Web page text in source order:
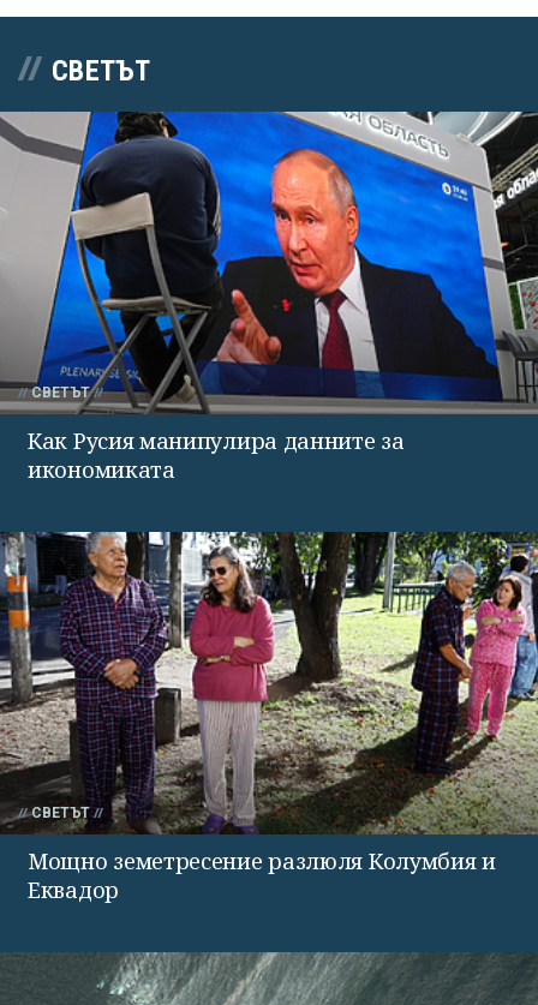
СВЕТЪТ
СВЕТЪТ
Как Русия манипулира данните за
икономиката
СВЕТЪТ
Мощно земетресение разлюля Колумбия и
Еквадор